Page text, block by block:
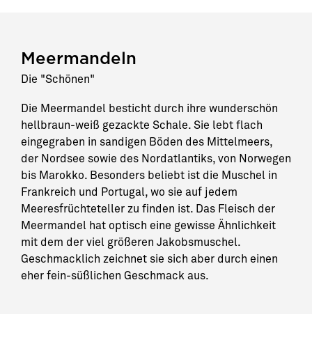
Meermandeln
Die "Schönen"
Die Meermandel besticht durch ihre wunderschön
hellbraun-weiß gezackte Schale. Sie lebt flach
eingegraben in sandigen Böden des Mittelmeers,
der Nordsee sowie des Nordatlantiks, von Norwegen
bis Marokko. Besonders beliebt ist die Muschel in
Frankreich und Portugal, wo sie auf jedem
Meeresfrüchteteller zu finden ist. Das Fleisch der
Meermandel hat optisch eine gewisse Ähnlichkeit
mit dem der viel größeren Jakobsmuschel.
Geschmacklich zeichnet sie sich aber durch einen
eher fein-süßlichen Geschmack aus.